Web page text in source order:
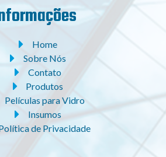
Home
Sobre Nós
Contato
Produtos
Películas para Vidro
Insumos
de Privacidade